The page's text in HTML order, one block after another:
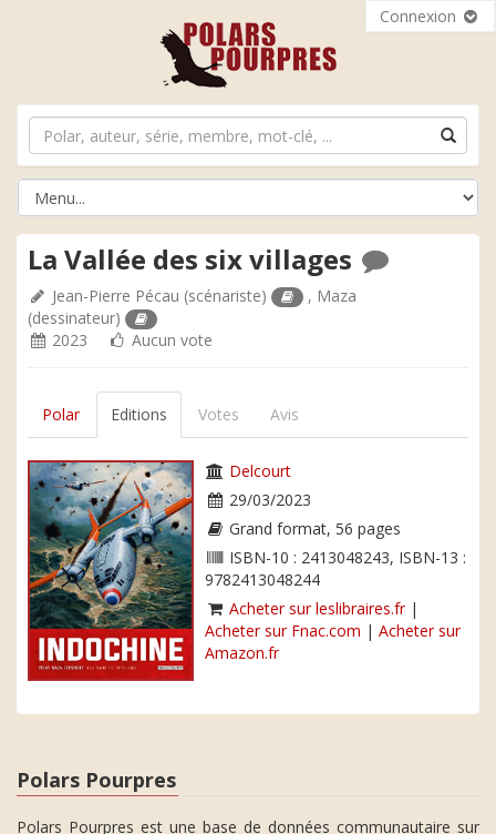
Connexion
La Vallée des six villages
Jean-Pierre Pécau (scénariste) , Maza
(dessinateur)
2023
Aucun vote
Polar Editions Votes Avis
Delcourt
29/03/2023
Grand format, 56 pages
ISBN-10 : 2413048243, ISBN-13 :
9782413048244
Acheter sur leslibraires.fr|
Acheter sur Fnac.com | Acheter sur
Amazon.fr
Polars Pourpres
Polars Pourpres est une base de données communautaire sur